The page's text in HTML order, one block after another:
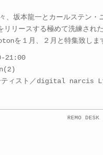
坂本龍一とカールステン・
リースする極めて洗練され
を１月、２月と特集致しま
21:00
ティスト／digital narcis
REMO